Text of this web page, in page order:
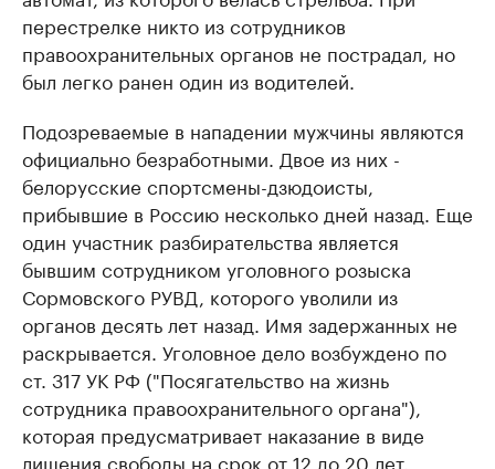
перестрелке никто из сотрудников
правоохранительных органов не пострадал, но
был легко ранен один из водителей.
Подозреваемые в нападении мужчины являются
официально безработными. Двое из них -
белорусские спортсмены-дзюдоисты,
прибывшие в Россию несколько дней назад. Еще
один участник разбирательства является
бывшим сотрудником уголовного розыска
Сормовского РУВД, которого уволили из
органов десять лет назад. Имя задержанных не
раскрывается. Уголовное дело возбуждено по
ст. 317 УК РФ ("Посягательство на жизнь
сотрудника правоохранительного органа"),
которая предусматривает наказание в виде
лишения свободы на срок от 12 до 20 лет.